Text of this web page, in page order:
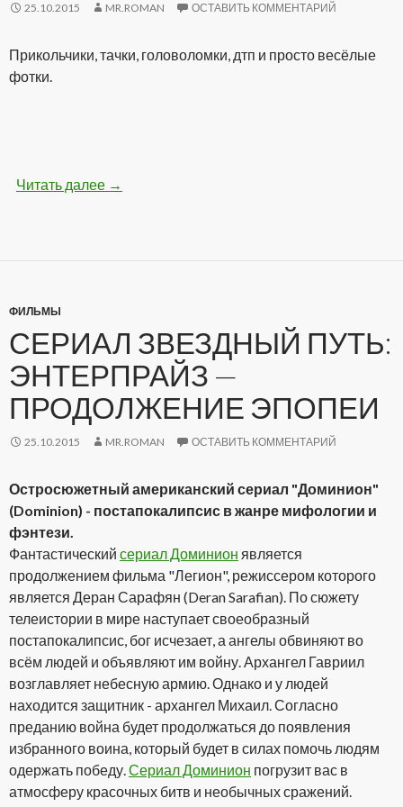
25.10.2015 MR.ROMAN ОСТАВИТЬ КОММЕНТАРИЙ
Прикольчики, тачки, головоломки, дтп и просто весёлые
фотки.
Читать далее Бодрые картинки (28 фото)
→
ФИЛЬМЫ
СЕРИАЛ ЗВЕЗДНЫЙ ПУТЬ:
ЭНТЕРПРАЙЗ —
ПРОДОЛЖЕНИЕ ЭПОПЕИ
25.10.2015 MR.ROMAN ОСТАВИТЬ КОММЕНТАРИЙ
Остросюжетный американский сериал "Доминион"
(Dominion) - постапокалипсис в жанре мифологии и
фэнтези.
Фантастический сериал Доминион является
продолжением фильма "Легион", режиссером которого
является Деран Сарафян (Deran Sarafian). По сюжету
телеистории в мире наступает своеобразный
постапокалипсис, бог исчезает, а ангелы обвиняют во
всём людей и объявляют им войну. Архангел Гавриил
возглавляет небесную армию. Однако и у людей
находится защитник - архангел Михаил. Согласно
преданию война будет продолжаться до появления
избранного воина, который будет в силах помочь людям
одержать победу.Сериал Доминион погрузит вас в
атмосферу красочных битв и необычных сражений.